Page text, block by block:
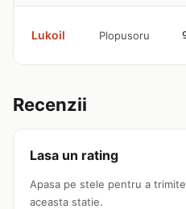
Lukoil Plopusoru
Recenzii
Lasa un rating
Apasa pe stele pentru a
aceasta statie.